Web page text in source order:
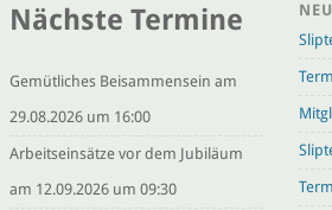
Nächste Termine
Gemütliches Beisammensein am
29.08.2026 um 16:00
Arbeitseinsätze vor dem Jubiläum
am 12.09.2026 um 09:30